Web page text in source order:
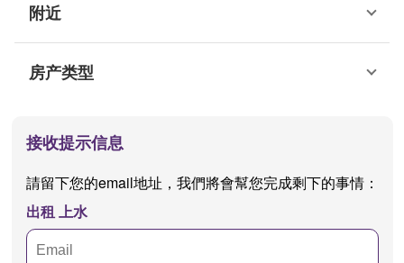
附近
房产类型
接收提示信息
請留下您的email地址，我們將會幫您完成剩下的事情：
出租 上水